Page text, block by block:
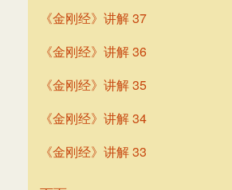
《金刚经》讲解 37
《金刚经》讲解 36
《金刚经》讲解 35
《金刚经》讲解 34
《金刚经》讲解 33